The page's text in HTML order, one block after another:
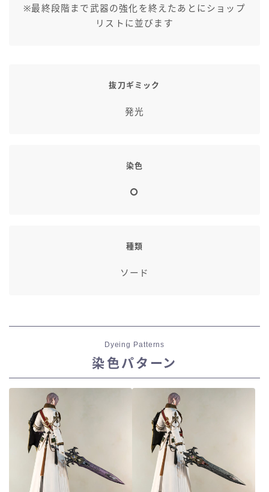
七分丈
極シタデル・ボズヤ追憶戦
※最終段階まで武器の強化を終えたあとにショップ
リストに並びます
抜刀ギミック
発光
染色
種類
ソード
Dyeing Patterns
染色パターン